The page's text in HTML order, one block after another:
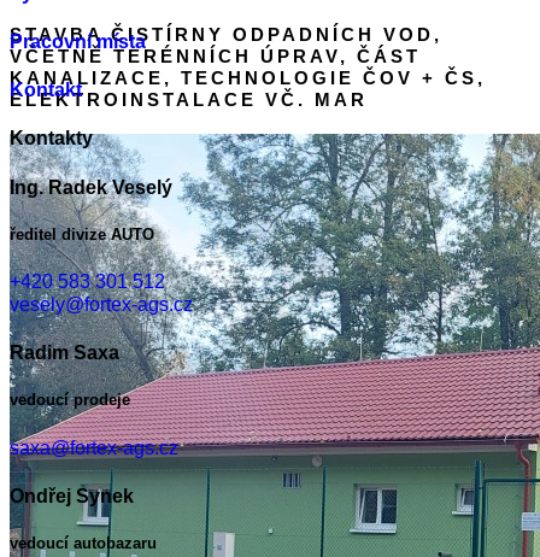
Pracovní místa
Kontakt
Kontakty
Ing. Radek Veselý
ředitel divize AUTO
+420 583 301 512
vesely@fortex-ags.cz
Radim Saxa
vedoucí prodeje
saxa@fortex-ags.cz
Ondřej Synek
vedoucí autobazaru
STAVBA ČISTÍRNY ODPADNÍCH VOD,
VČETNĚ TERÉNNÍCH ÚPRAV, ČÁST
KANALIZACE, TECHNOLOGIE ČOV + ČS,
ELEKTROINSTALACE VČ. MAR